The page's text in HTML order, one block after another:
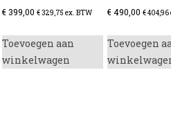
€ 399,00 €329,75 ex. BTW
Toevoegen aan
winkelwagen
€490,00 €404,96
Toevoegen